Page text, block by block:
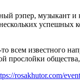
рэпер, музыкант
всем известного
прослойки
rosakhutor.com/